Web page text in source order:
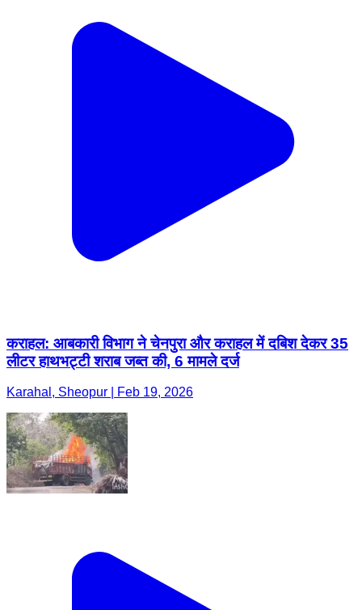
कराहल: आबकारी विभाग ने चेनपुरा और कराहल में दबिश देकर 35
लीटर हाथभट्टी शराब जब्त की, 6 मामले दर्ज
Karahal, Sheopur | Feb 19, 2026